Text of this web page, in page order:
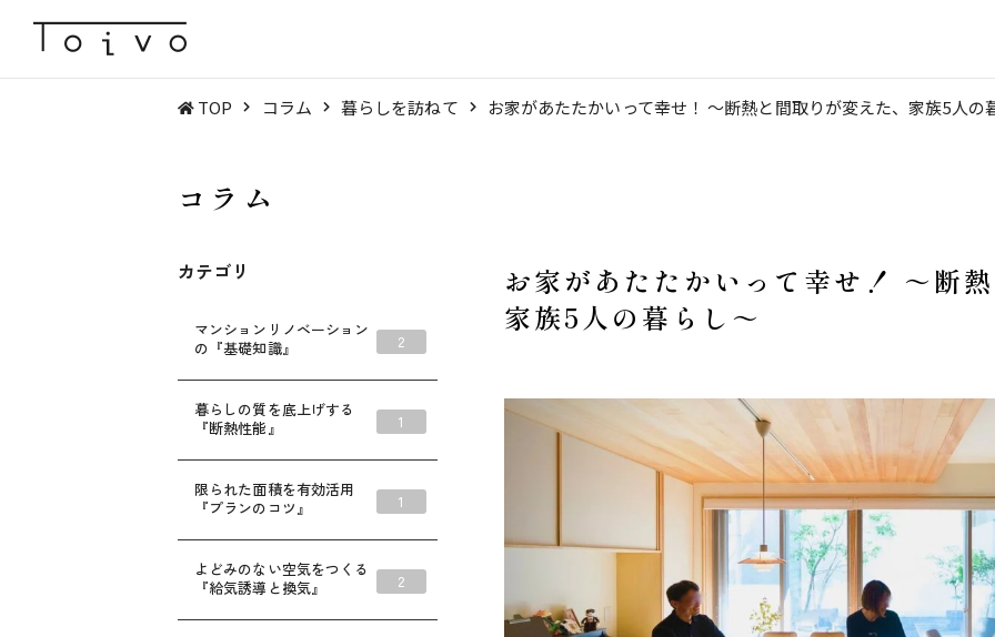
TOP コラム 暮らしを訪ねて お家があたたかいって幸せ！ ～断熱と間取りが変えた、家族5人の
コラム
カテゴリ
マンションリノベーション
の『基礎知識』
2
暮らしの質を底上げする
『断熱性能』
1
限られた面積を有効活用
『プランのコツ』
1
よどみのない空気をつくる
『給気誘導と換気』
2
お家があたたかいって幸せ！ ～断
家族5人の暮らし～